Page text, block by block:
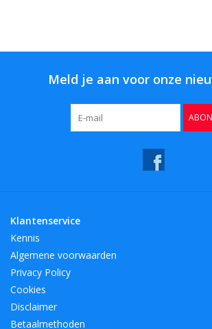
Meld je aan voor onze
Klantenservice
Kennis
Algemene voorwaarden
Privacy Policy
Cookies
Disclaimer
Betaalmethoden